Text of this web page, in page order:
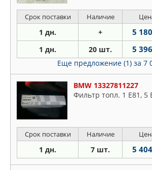
Срок поставки Наличие
1 дн. + 5
1 дн. 20 шт. 5
Еще предложение (1) за 7
BMW 13327811227
Фильтр топл. 1 E81, 5
Срок поставки Наличие
1 дн. 7 шт. 5